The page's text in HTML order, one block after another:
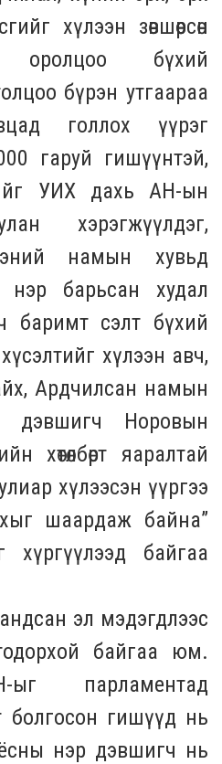
хүлээн зөвшөөрсөн
бүхий
бүрэн утгаараа
голлох үүрэг
гаруй гишүүнтэй,
УИХ дахь АН-ын
хэрэгжүүлдэг,
намын хувьд
барьсан худал
баримт сэлт бүхий
хүлээн авч,
Ардчилсан намын
дэвшигч Норовын
хөтөлбөрт яаралтай
хүлээсэн үүргээ
шаардаж байна”
хүргүүлээд байгаа
эл мэдэгдлээс
байгаа юм.
ыг парламентад
болгосон гишүүд нь
нэр дэвшигч нь